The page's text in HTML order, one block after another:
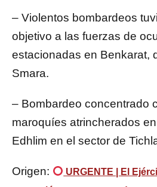
– Violentos bombardeos
objetivo a las fuerzas de
estacionadas en Benkarat,
Smara.
– Bombardeo concentrado
maroquíes atrincherados
Edhlim en el sector de
Origen:
URGENTE | El